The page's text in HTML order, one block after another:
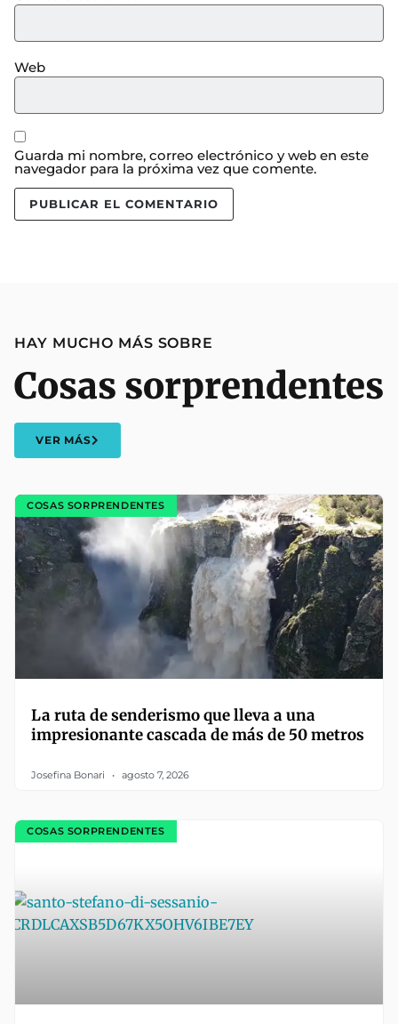
Web
Guarda mi nombre, correo electrónico y web en este
navegador para la próxima vez que comente.
HAY MUCHO MÁS SOBRE
Cosas sorprendentes
VER MÁS
COSAS SORPRENDENTES
La ruta de senderismo que lleva a una
impresionante cascada de más de 50 metros
Josefina Bonari agosto 7, 2026
COSAS SORPRENDENTES